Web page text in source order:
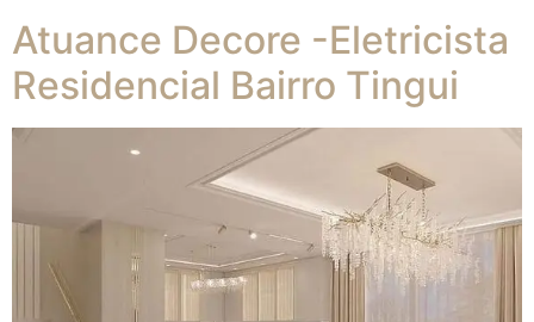
Atuance Decore -Eletricista
Residencial Bairro Tingui